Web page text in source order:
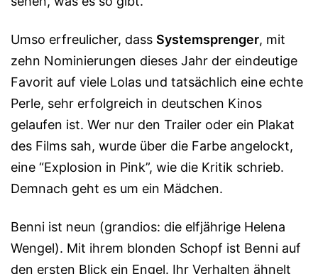
Umso er­freu­li­cher, dass Systemsprenger, mit
zehn Nominierungen dieses Jahr der ein­deu­tige
Fa­vorit auf viele Lolas und tatsächlich eine echte
Perle, sehr er­folgreich in deutschen Kinos
gelaufen ist. Wer nur den Trailer oder ein Plakat
des Films sah, wurde über die Farbe angelockt,
eine “Ex­plosion in Pink”, wie die Kri­tik schrieb.
Demnach geht es um ein Mädchen.
Benni ist neun (grandios: die elfjährige Helena
Wen­gel). Mit ihrem blonden Schopf ist Benni auf
den ersten Blick ein Engel. Ihr Verhalten ähnelt